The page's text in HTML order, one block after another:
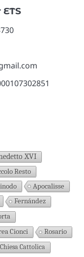
XVI
Resto
Apocalisse
Fernández
Cionci
Rosario
Chiesa Cattolica